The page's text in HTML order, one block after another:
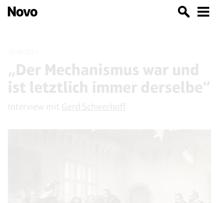
„Der Mechanismus war und
ist letztlich immer derselbe“
Interview mit Gerd Schwerhoff